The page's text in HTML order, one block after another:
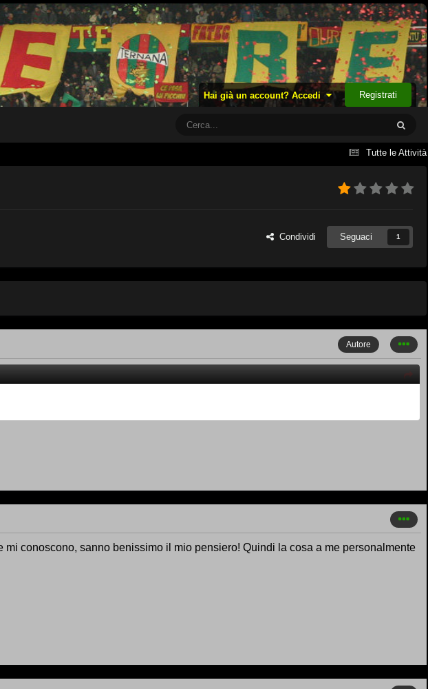
Hai già un account? Accedi Registrati
Tutte le Attività
Condividi Seguaci 1
Autore
conoscono, sanno benissimo il mio pensiero! Quindi la cosa a me personalmente